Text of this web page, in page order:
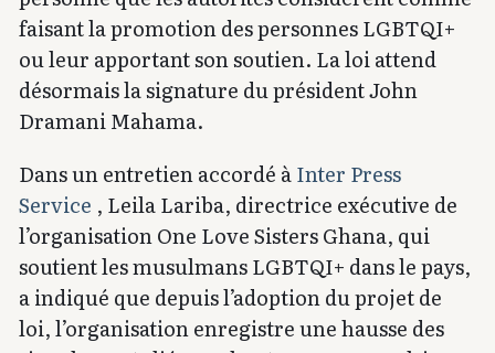
faisant la promotion des personnes LGBTQI+
ou leur apportant son soutien. La loi attend
désormais la signature du président John
Dramani Mahama.
Dans un entretien accordé àInter Press
Service , Leila Lariba, directrice exécutive de
l’organisation One Love Sisters Ghana, qui
soutient les musulmans LGBTQI+ dans le pays,
a indiqué que depuis l’adoption du projet de
loi, l’organisation enregistre une hausse des